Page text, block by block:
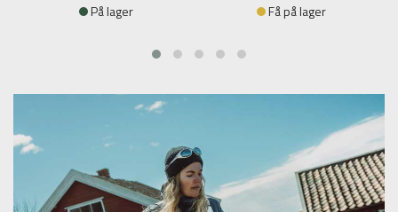
På lager Få på lager